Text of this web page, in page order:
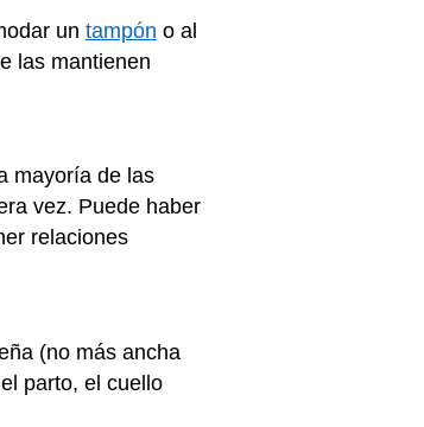
un tampón o al
las mantienen
mayoría de las
vez. Puede haber
relaciones
(no más ancha
parto, el cuello